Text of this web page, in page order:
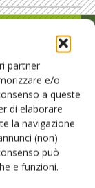
partner
e/o
a queste
di elaborare
la navigazione
(non)
può
e funzioni.